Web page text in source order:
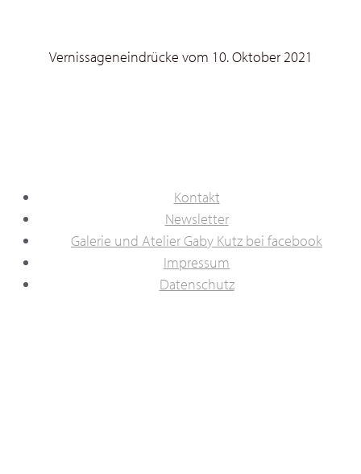
Vernissageneindrücke vom 10. Oktober 2021
Kontakt
Newsletter
Galerie und Atelier Gaby Kutz bei facebook
Impressum
Datenschutz